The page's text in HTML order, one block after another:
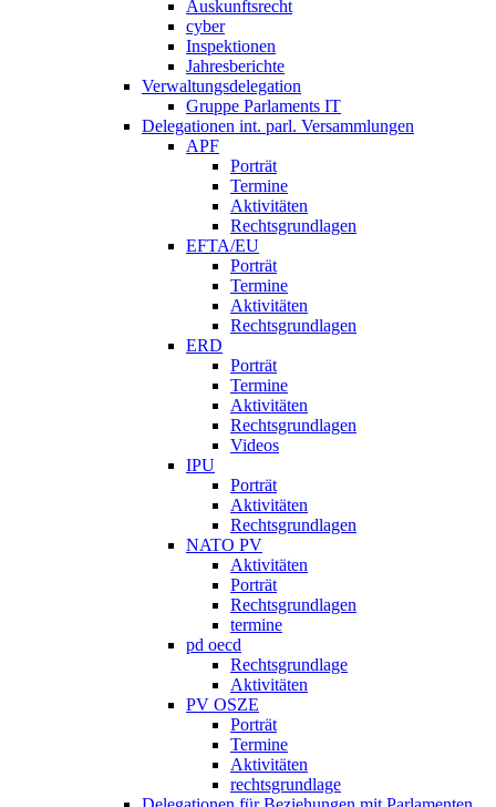
Auskunftsrecht
cyber
Inspektionen
Jahresberichte
Verwaltungsdelegation
Gruppe Parlaments IT
Delegationen int. parl. Versammlungen
APF
Porträt
Termine
Aktivitäten
Rechtsgrundlagen
EFTA/EU
Porträt
Termine
Aktivitäten
Rechtsgrundlagen
ERD
Porträt
Termine
Aktivitäten
Rechtsgrundlagen
Videos
IPU
Porträt
Aktivitäten
Rechtsgrundlagen
NATO PV
Aktivitäten
Porträt
Rechtsgrundlagen
termine
pd oecd
Rechtsgrundlage
Aktivitäten
PV OSZE
Porträt
Termine
Aktivitäten
rechtsgrundlage